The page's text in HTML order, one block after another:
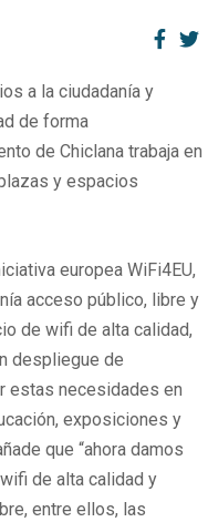
a la ciudadanía y
de forma
de Chiclana trabaja en
y espacios
europea WiFi4EU,
acceso público, libre y
de wifi de alta calidad,
despliegue de
estas necesidades en
exposiciones y
que “ahora damos
de alta calidad y
entre ellos, las